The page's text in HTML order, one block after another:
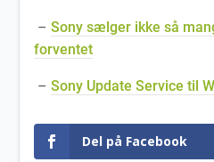
–Sony sælger ikke så
forventet
–Sony Update Service til
Del på Facebook